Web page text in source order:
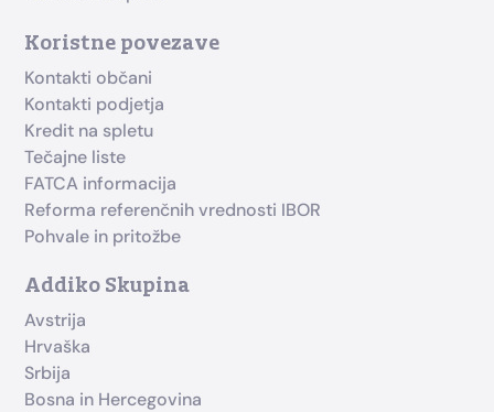
Koristne povezave
Kontakti občani
Kontakti podjetja
Kredit na spletu
Tečajne liste
FATCA informacija
Reforma referenčnih vrednosti IBOR
Pohvale in pritožbe
Addiko Skupina
Avstrija
Hrvaška
Srbija
Bosna in Hercegovina